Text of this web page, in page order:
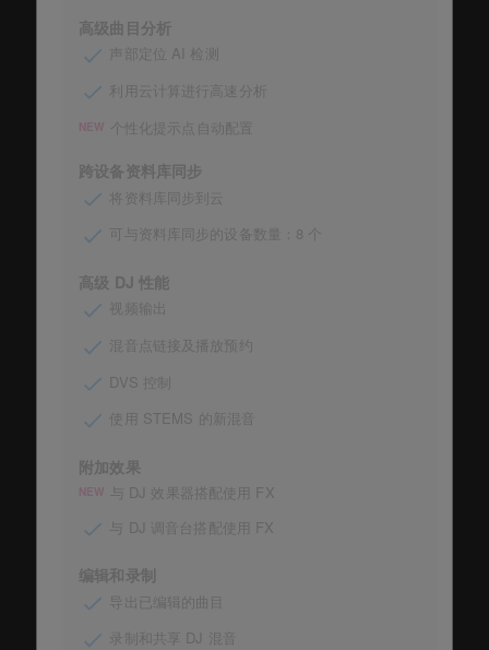
高级曲目分析
声部定位 AI 检测
利用云计算进行高速分析
NEW 个性化提示点自动配置
跨设备资料库同步
将资料库同步到云
可与资料库同步的设备数量：8 个
高级 DJ 性能
视频输出
混音点链接及播放预约
DVS 控制
使用 STEMS 的新混音
附加效果
NEW
与 DJ 效果器搭配使用 FX
与 DJ 调音台搭配使用 FX
编辑和录制
导出已编辑的曲目
录制和共享 DJ 混音